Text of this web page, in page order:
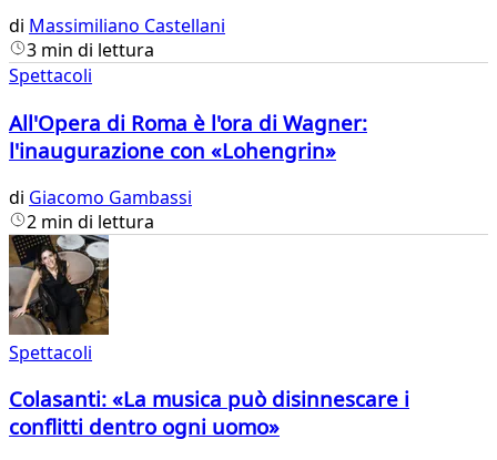
di Massimiliano Castellani
3 min di lettura
Spettacoli
All'Opera di Roma è l'ora di Wagner:
l'inaugurazione con «Lohengrin»
di Giacomo Gambassi
2 min di lettura
Spettacoli
Colasanti: «La musica può disinnescare i
conflitti dentro ogni uomo»